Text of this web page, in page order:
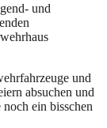
und
und
absuchen und
ein bisschen